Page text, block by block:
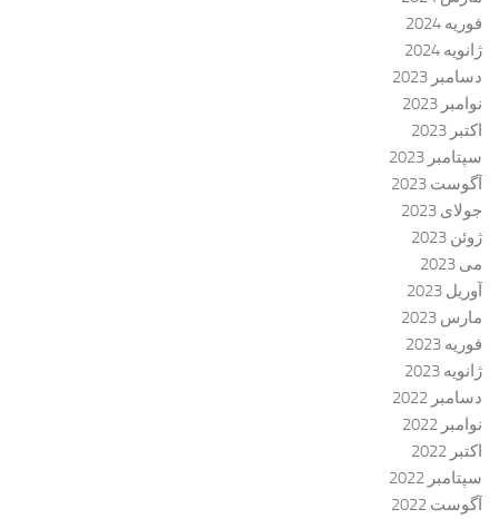
فوریه 2024
ژانویه 2024
دسامبر 2023
نوامبر 2023
اکتبر 2023
سپتامبر 2023
آگوست 2023
جولای 2023
ژوئن 2023
می 2023
آوریل 2023
مارس 2023
فوریه 2023
ژانویه 2023
دسامبر 2022
نوامبر 2022
اکتبر 2022
سپتامبر 2022
آگوست 2022